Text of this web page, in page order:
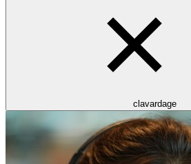
clavardage